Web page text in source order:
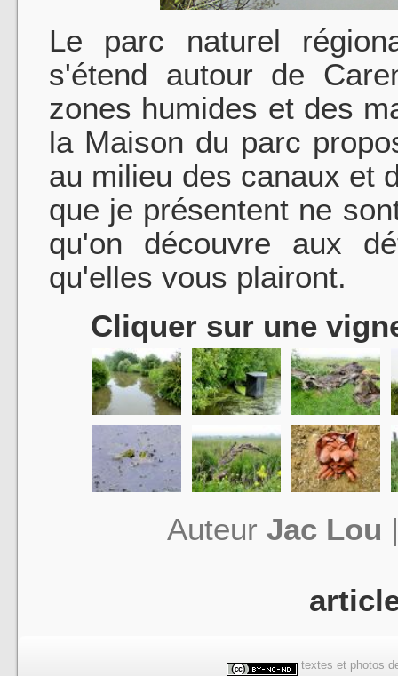
Le parc naturel
s'étend autour de
zones humides et des
la Maison du parc
au milieu des canaux et
que je présentent ne
qu'on découvre aux
qu'elles vous plairont.
Cliquer sur une
Auteur Jac Lou
textes et photos